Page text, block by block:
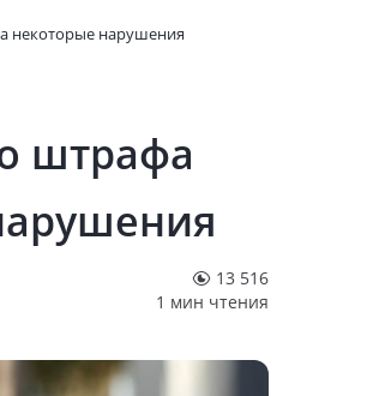
некоторые нарушения
штрафа
13 516
1 мин чтения